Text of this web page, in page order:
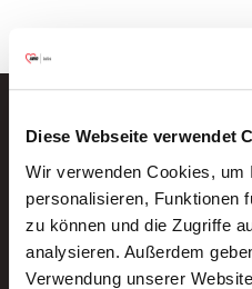
Diese Webseite verwendet
Wir verwenden Cookies, um
personalisieren, Funktionen
zu können und die Zugriffe
analysieren. Außerdem
Verwendung unserer
Neue
Ein kostenloser